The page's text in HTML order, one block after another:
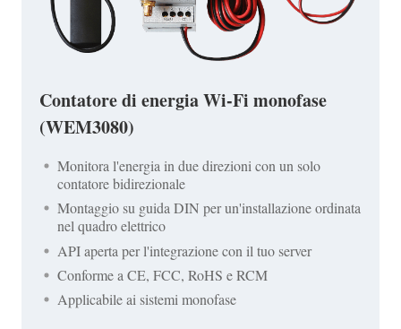
Contatore di energia Wi-Fi monofase
(WEM3080)
Monitora l'energia in due direzioni con un solo
contatore bidirezionale
Montaggio su guida DIN per un'installazione ordinata
nel quadro elettrico
API aperta per l'integrazione con il tuo server
Conforme a CE, FCC, RoHS e RCM
Applicabile ai sistemi monofase